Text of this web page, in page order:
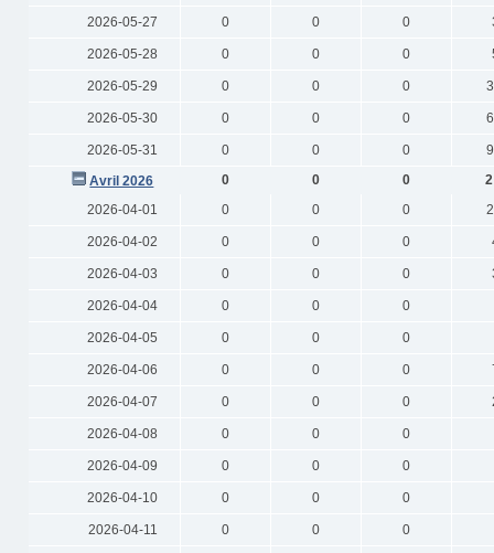
2026-05-27 0 0 0
2026-05-28 0 0 0
2026-05-29 0 0 0
2026-05-30 0 0 0
2026-05-31 0 0 0
Avril 2026
0 0 0
2026-04-01
0 0 0
2026-04-02 0 0 0
2026-04-03 0 0 0
2026-04-04 0 0 0
2026-04-05 0 0 0
2026-04-06 0 0 0
2026-04-07 0 0 0
2026-04-08 0 0 0
2026-04-09 0 0 0
2026-04-10 0 0 0
2026-04-11 0 0 0